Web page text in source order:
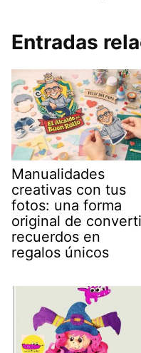
Entradas
Manualidades
creativas con tus
fotos: una forma
original de
recuerdos en
regalos únicos